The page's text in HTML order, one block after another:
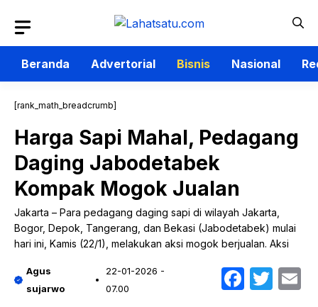
isi
Beranda
Advertorial Bisnis Nasional
[rank_math_breadcrumb]
Harga Sapi Mahal, Pedagang
Daging Jabodetabek
Kompak Mogok Jualan
Jakarta – Para pedagang daging sapi di wilayah Jakarta,
Bogor, Depok, Tangerang, dan Bekasi (Jabodetabek) mulai
hari ini, Kamis (22/1), melakukan aksi mogok berjualan. Aksi
Agus
sujarwo
22-01-2026 -
07.00